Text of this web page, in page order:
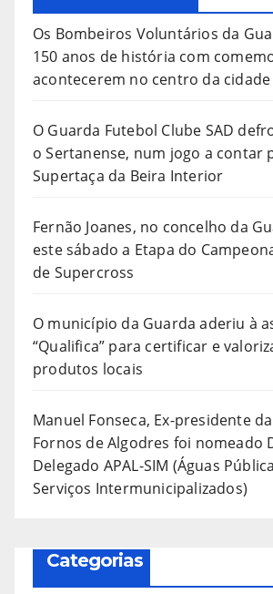
Os Bombeiros Voluntários da
150 anos de história com
acontecerem no centro da cidade
O Guarda Futebol Clube SAD
o Sertanense, num jogo a contar
Supertaça da Beira Interior
Fernão Joanes, no concelho da
este sábado a Etapa do
de Supercross
O município da Guarda aderiu à
“Qualifica” para certificar e
produtos locais
Manuel Fonseca, Ex-presidente
Fornos de Algodres foi nomeado
Delegado APAL-SIM (Águas
Serviços Intermunicipalizados)
Categorias